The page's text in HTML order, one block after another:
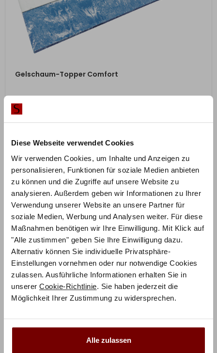
Diese Webseite verwendet Cookies
Wir verwenden Cookies, um Inhalte und Anzeigen zu
personalisieren, Funktionen für soziale Medien anbieten
zu können und die Zugriffe auf unsere Website zu
analysieren. Außerdem geben wir Informationen zu Ihrer
Verwendung unserer Website an unsere Partner für
soziale Medien, Werbung und Analysen weiter. Für diese
Maßnahmen benötigen wir Ihre Einwilligung. Mit Klick auf
"Alle zustimmen" geben Sie Ihre Einwilligung dazu.
Alternativ können Sie individuelle Privatsphäre-
Einstellungen vornehmen oder nur notwendige Cookies
zulassen. Ausführliche Informationen erhalten Sie in
unserer Cookie-Richtlinie. Sie haben jederzeit die
Möglichkeit Ihrer Zustimmung zu widersprechen.
Alle zulassen
ZUM PRODUKT
Gelschaum-Topper Comfort
ab 212,00€
Matratze durch hochwertige
Matratzenauflagen schonen
Auch wenn Sie eine bequeme und äußerst komfortable
Matratze gekauft haben, sind Matratzenauflagen
keineswegs sinnlos und unnötig. Sie können mit einer
MatratzenauflageIhre Matratze schonen und für
Hygiene, Sauberkeit und sehr langen Erhalt der
positiven Produkteigenschaften sorgen. IhreMatratzen
sind vor Feuchtigkeit, Flecken und Abnutzung optimal
Familien mit kleinen Kindern oder älteren Menschen,